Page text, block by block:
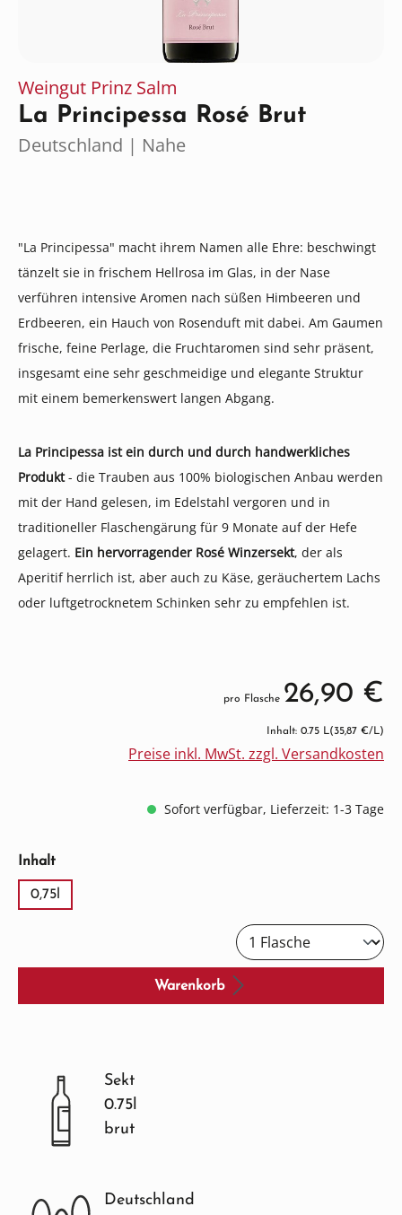
Weingut Prinz Salm
La Principessa Rosé Brut
Deutschland | Nahe
"La Principessa" macht ihrem Namen alle Ehre: beschwingt
tänzelt sie in frischem Hellrosa im Glas, in der Nase
verführen intensive Aromen nach süßen Himbeeren und
Erdbeeren, ein Hauch von Rosenduft mit dabei. Am Gaumen
frische, feine Perlage, die Fruchtaromen sind sehr präsent,
insgesamt eine sehr geschmeidige und elegante Struktur
mit einem bemerkenswert langen Abgang.
La Principessa ist ein durch und durch handwerkliches
Produkt- die Trauben aus 100% biologischen Anbau werden
mit der Hand gelesen, im Edelstahl vergoren und in
traditioneller Flaschengärung für 9 Monate auf der Hefe
gelagert. Ein hervorragender Rosé Winzersekt, der als
Aperitif herrlich ist, aber auch zu Käse, geräuchertem Lachs
oder luftgetrocknetem Schinken sehr zu empfehlen ist.
pro Flasche 26,90 €
Inhalt: 0.75 L(35,87 €/L)
Preise inkl. MwSt. zzgl. Versandkosten
Sofort verfügbar, Lieferzeit: 1-3 Tage
Inhaltauswählen
0,75l
Warenkorb
Sekt
0.75l
brut
Deutschland